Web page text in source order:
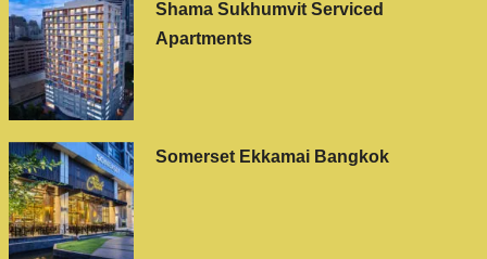
Shama Sukhumvit Serviced
Apartments
Somerset Ekkamai Bangkok